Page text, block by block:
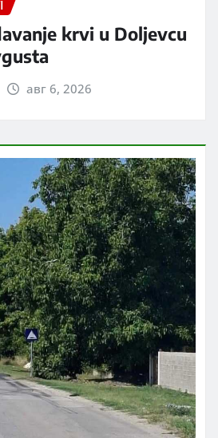
krvi u Doljevcu
авг 6, 2026